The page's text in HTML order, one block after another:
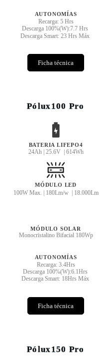
AUTONOMÍAS
Recarga: 5 Hrs
Descarga 100%(W):7.7 Hrs
Descarga Smart: 23 Hrs Máx
Ficha técnica
Pólux100 Pro
BATERIA LIFEPO4
24Ah | 25.6V | 614Wh
MÓDULO LED
100W Max. | 180Lm/w | 18.000Lm
MÓDULO SOLAR
Monocristalino Bifacial 180Wp
AUTONOMÍAS
Recarga: 3.4Hrs
Descarga 100%(W):6.1Hrs
Descarga Smart: 18Hrs Máx
Ficha técnica
Pólux150 Pro